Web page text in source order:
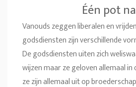
Één pot
Vanouds zeggen liberalen en
godsdiensten zijn verschillende
De godsdiensten uiten zich
wijzen maar ze geloven allemaal in
ze zijn allemaal uit op